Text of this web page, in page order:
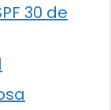
30 de